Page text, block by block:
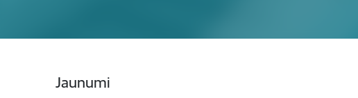
Jaunumi